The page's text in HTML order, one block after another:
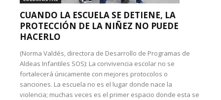
CUANDO LA ESCUELA SE DETIENE, LA
PROTECCIÓN DE LA NIÑEZ NO PUEDE
HACERLO
(Norma Valdés, directora de Desarrollo de Programas de
Aldeas Infantiles SOS): La convivencia escolar no se
fortalecerá únicamente con mejores protocolos o
sanciones. La escuela no es el lugar donde nace la
violencia; muchas veces es el primer espacio donde esta se